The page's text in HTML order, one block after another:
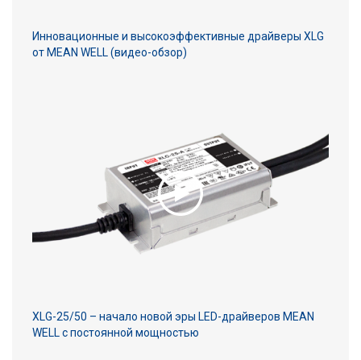
Инновационные и высокоэффективные драйверы XLG
от MEAN WELL (видео-обзор)
XLG-25/50 – начало новой эры LED-драйверов MEAN
WELL с постоянной мощностью